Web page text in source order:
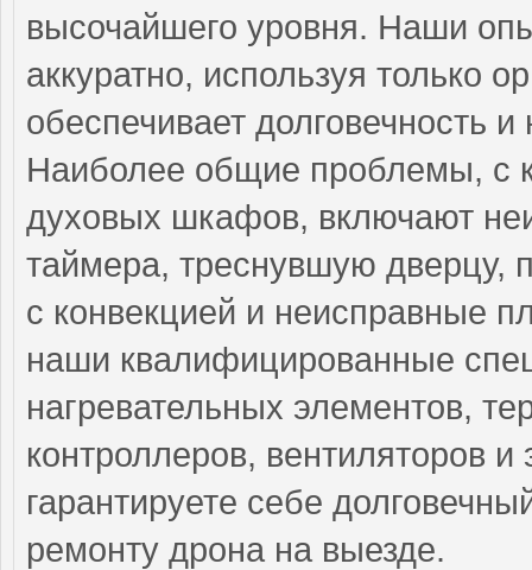
высочайшего уровня. Наши
аккуратно, используя только
обеспечивает долговечность
Наиболее общие проблемы, с
духовых шкафов, включают
таймера, треснувшую дверцу,
с конвекцией и неисправные
наши квалифицированные
нагревательных элементов,
контроллеров, вентиляторов
гарантируете себе
ремонту дрона на выезде.